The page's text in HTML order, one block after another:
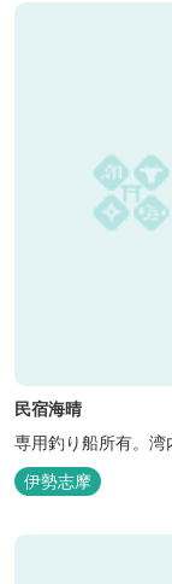
民宿海晴
専用釣り船所有。湾
伊勢志摩